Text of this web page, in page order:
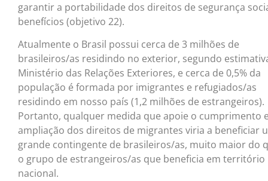
garantir a portabilidade dos direitos de segurança
benefícios (objetivo 22).
Atualmente o Brasil possui cerca de 3 milhões de
brasileiros/as residindo no exterior, segundo
Ministério das Relações Exteriores, e cerca de 0,5% da
população é formada por imigrantes e refugiados/as
residindo em nosso país (1,2 milhões de estrangeiros).
Portanto, qualquer medida que apoie o cumprimento
ampliação dos direitos de migrantes viria a beneficiar
grande contingente de brasileiros/as, muito maior do
o grupo de estrangeiros/as que beneficia em território
nacional.